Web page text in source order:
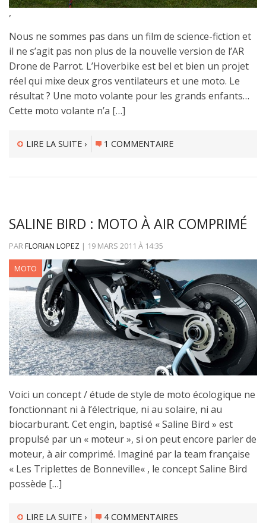
,
Nous ne sommes pas dans un film de science-fiction et
il ne s’agit pas non plus de la nouvelle version de l’AR
Drone de Parrot. L’Hoverbike est bel et bien un projet
réel qui mixe deux gros ventilateurs et une moto. Le
résultat ? Une moto volante pour les grands enfants…
Cette moto volante n’a […]
LIRE LA SUITE › 1 COMMENTAIRE
SALINE BIRD : MOTO À AIR COMPRIMÉ
PARFLORIAN LOPEZ | 19 MARS 2011 À 14:35
MOTO
Voici un concept / étude de style de moto écologique ne
fonctionnant ni à l’électrique, ni au solaire, ni au
biocarburant. Cet engin, baptisé « Saline Bird » est
propulsé par un « moteur », si on peut encore parler de
moteur, à air comprimé. Imaginé par la team française
« Les Triplettes de Bonneville« , le concept Saline Bird
possède […]
LIRE LA SUITE › 4 COMMENTAIRES